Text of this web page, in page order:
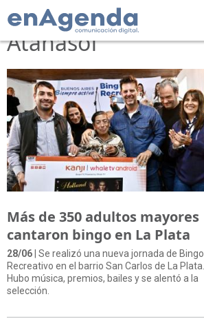
Tag: Gonzalo
Atanasof
Más de 350 adultos mayores
cantaron bingo en La Plata
28/06 | Se realizó una nueva jornada de Bingo
Recreativo en el barrio San Carlos de La Plata.
Hubo música, premios, bailes y se alentó a la
selección.